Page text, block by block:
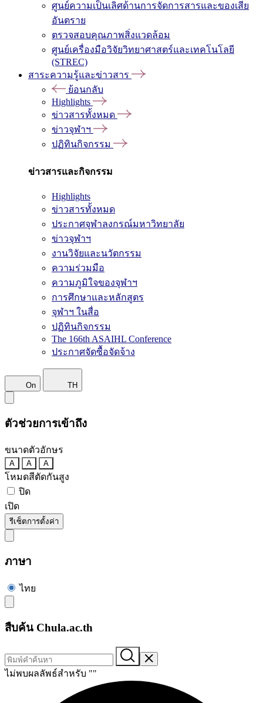
ศูนย์ความเป็นเลิศด้านการจัดการสารและของเสีย
อันตราย
ตรวจสอบคุณภาพสิ่งแวดล้อม
ศูนย์เครื่องมือวิจัยวิทยาศาสตร์และเทคโนโลยี
(STREC)
สาระความรู้และข่าวสาร
ย้อนกลับ
Highlights
ข่าวสารทั้งหมด
ข่าวจุฬาฯ
ปฏิทินกิจกรรม
ข่าวสารและกิจกรรม
Highlights
ข่าวสารทั้งหมด
ประกาศจุฬาลงกรณ์มหาวิทยาลัย
ข่าวจุฬาฯ
งานวิจัยและนวัตกรรม
ความร่วมมือ
ความภูมิใจของจุฬาฯ
การศึกษาและหลักสูตร
จุฬาฯ ในสื่อ
ปฏิทินกิจกรรม
The 166th ASAIHL Conference
ประกาศจัดซื้อจัดจ้าง
On TH
ตัวช่วยการเข้าถึง
ขนาดตัวอักษร
A A A
โหมดสีตัดกันสูง
ปิด
เปิด
รีเซ็ตการตั้งค่า
ภาษา
ไทย
สืบค้น Chula.ac.th
ไม่พบผลลัพธ์สำหรับ ""